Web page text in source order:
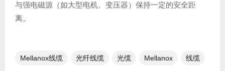
与强电磁源（如大型电机、变压器）保持一定的安全距
离。
Mellanox线缆 光纤线缆​ 光缆 Mellanox 线缆